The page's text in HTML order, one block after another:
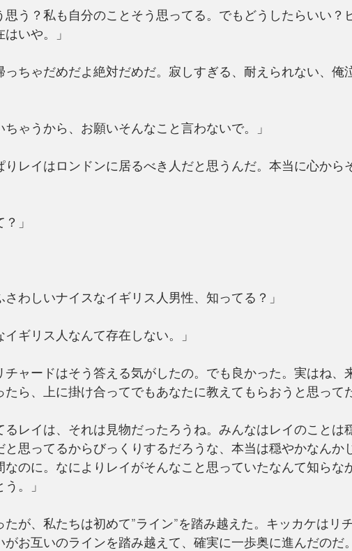
思う？私も自分のことそう思ってる。でもどうしたらいい？
いや。」
っちゃだめだよ絶対だめだ。寂しすぎる、耐えられない、俺
ちゃうから、お願いそんなこと言わないで。」
りレイはロンドンに居るべき人だと思うんだ。本当に心から
」
さわしいナイスなイギリス人男性、知ってる？」
イギリス人なんて存在しない。」
チャードはそう答える気がしたの。でも良かった。実はね、
ら、上に掛け合ってでもあなたに教えてもらおうと思って
るレイは、それは見物だったろうね。みんなはレイのことは
思ってるからびっくりするだろうな、本当は穏やかなんか
のに。なによりレイがそんなこと思っていたなんて知らな
。」
が、私たちは初めて”ライン”を踏み越えた。キッカケはリ
がお互いのラインを踏み越えて、確実に一歩奥に進んだのだ